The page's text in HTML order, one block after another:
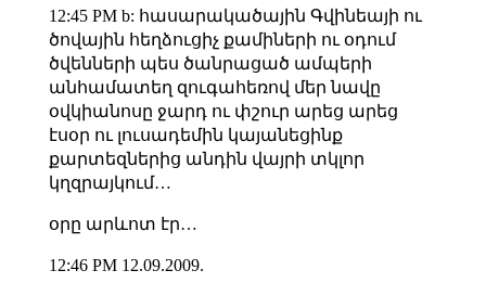
12:45 PM b: հասարակածային Գվինեայի ու
ծովային հեղձուցիչ քամիների ու օդում
ծվենների պես ծանրացած ամպերի
անհամատեղ զուգահեռով մեր նավը
օվկիանոսը ջարդ ու փշուր արեց արեց
էսօր ու լուսադեմին կայանեցինք
քարտեզներից անդին վայրի տկլոր
կղզրայկում…
օրը արևոտ էր…
12:46 PM 12.09.2009.